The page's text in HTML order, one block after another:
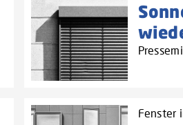
Fenster